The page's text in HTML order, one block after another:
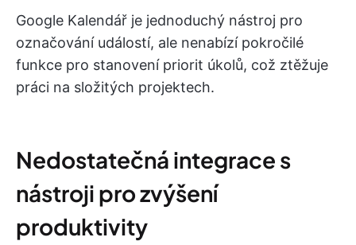
Google Kalendář je jednoduchý nástroj pro
označování událostí, ale nenabízí pokročilé
funkce pro stanovení priorit úkolů, což ztěžuje
práci na složitých projektech.
Nedostatečná integrace s
nástroji pro zvýšení
produktivity